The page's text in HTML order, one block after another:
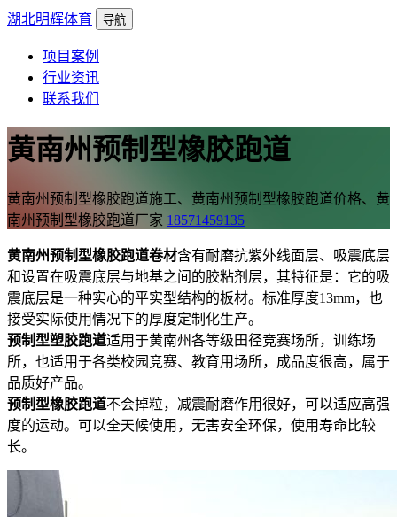
湖北明辉体育 导航
项目案例
行业资讯
联系我们
黄南州预制型橡胶跑道
黄南州预制型橡胶跑道施工、黄南州预制型橡胶跑道价格、黄
南州预制型橡胶跑道厂家 18571459135
黄南州预制型橡胶跑道卷材含有耐磨抗紫外线面层、吸震底层
和设置在吸震底层与地基之间的胶粘剂层，其特征是：它的吸
震底层是一种实心的平实型结构的板材。标准厚度13mm，也
接受实际使用情况下的厚度定制化生产。
预制型塑胶跑道适用于黄南州各等级田径竞赛场所，训练场
所，也适用于各类校园竞赛、教育用场所，成品度很高，属于
品质好产品。
预制型橡胶跑道不会掉粒，减震耐磨作用很好，可以适应高强
度的运动。可以全天候使用，无害安全环保，使用寿命比较
长。